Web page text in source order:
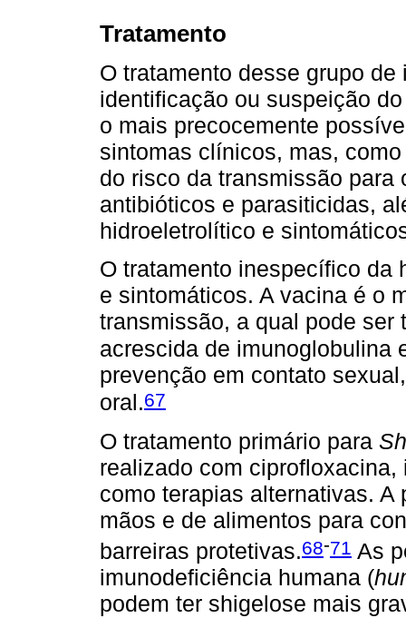
Tratamento
O tratamento desse grupo
identificação ou suspeição
o mais precocemente
sintomas clínicos, mas,
do risco da transmissão
antibióticos e parasiticidas,
hidroeletrolítico e
O tratamento inespecífico da
e sintomáticos. A vacina é o
transmissão, a qual pode
acrescida de imunoglobulina
prevenção em contato
oral.67
O tratamento primário para
realizado com
como terapias alternativas.
mãos e de alimentos para
barreiras protetivas.68-71 As
imunodeficiência humana (
podem ter shigelose mais